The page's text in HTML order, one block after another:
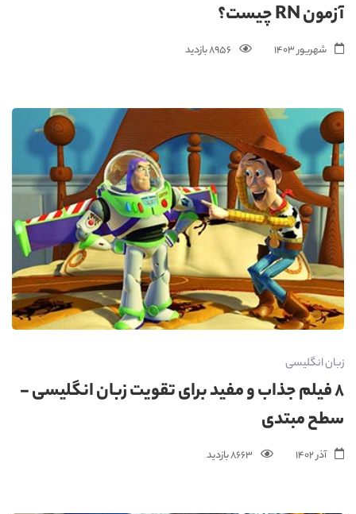
آزمون RN چیست؟
شهریور 1403 8956 بازدید
زبان انگلیسی
8 فیلم جذاب و مفید برای تقویت زبان انگلیسی -
سطح مبتدی
آذر 1402 8663 بازدید